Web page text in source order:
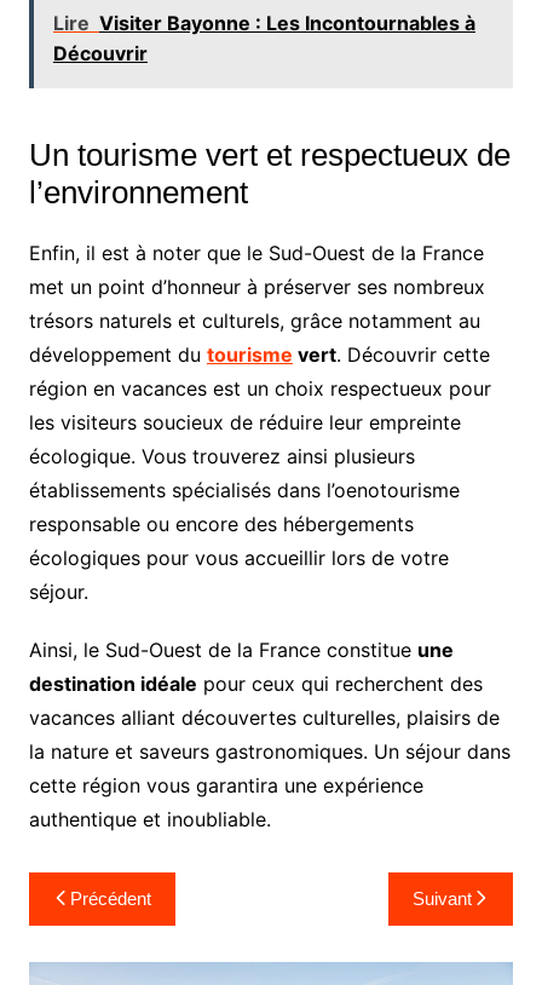
Lire Visiter Bayonne : Les Incontournables à
Découvrir
Un tourisme vert et respectueux de
l’environnement
Enfin, il est à noter que le Sud-Ouest de la France
met un point d’honneur à préserver ses nombreux
trésors naturels et culturels, grâce notamment au
développement du tourisme vert. Découvrir cette
région en vacances est un choix respectueux pour
les visiteurs soucieux de réduire leur empreinte
écologique. Vous trouverez ainsi plusieurs
établissements spécialisés dans l’oenotourisme
responsable ou encore des hébergements
écologiques pour vous accueillir lors de votre
séjour.
Ainsi, le Sud-Ouest de la France constitue une
destination idéale pour ceux qui recherchent des
vacances alliant découvertes culturelles, plaisirs de
la nature et saveurs gastronomiques. Un séjour dans
cette région vous garantira une expérience
authentique et inoubliable.
Navigation
de
l’article
Précédent Suivant